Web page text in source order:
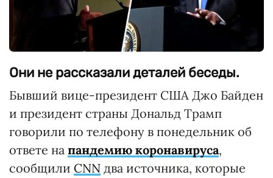
Они не рассказали деталей беседы.
Бывший вице-президент США Джо Байден
и президент страны Дональд Трамп
говорили по телефону в понедельник об
ответе на пандемию коронавируса,
сообщили CNN два источника, которые